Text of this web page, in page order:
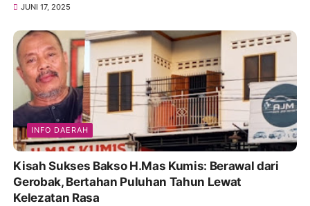
JUNI 17, 2025
INFO DAERAH
Kisah Sukses Bakso H.Mas Kumis: Berawal dari
Gerobak, Bertahan Puluhan Tahun Lewat
Kelezatan Rasa